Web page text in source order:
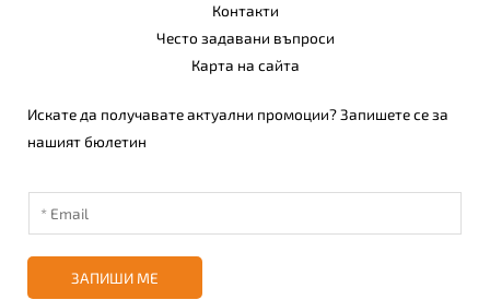
Контакти
Често задавани въпроси
Карта на сайта
Искате да получавате актуални промоции? Запишете се за
нашият бюлетин
ЗАПИШИ МЕ